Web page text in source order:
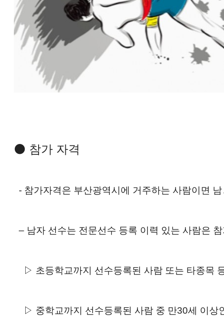
⚫ 참가 자격
- 참가자격은 부산광역시에 거주하는 사람이면
‒ 남자 선수는 전문선수 등록 이력 있는 사람은
▷ 초등학교까지 선수등록된 사람 또는 타종목
▷ 중학교까지 선수등록된 사람 중 만30세 이상